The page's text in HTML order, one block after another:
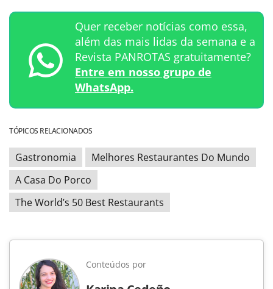
Quer receber notícias como essa,
além das mais lidas da semana e a
Revista PANROTAS gratuitamente?
Entre em nosso grupo de
WhatsApp.
TÓPICOS RELACIONADOS
Gastronomia
Melhores Restaurantes Do Mundo
A Casa Do Porco
The World’s 50 Best Restaurants
Conteúdos por